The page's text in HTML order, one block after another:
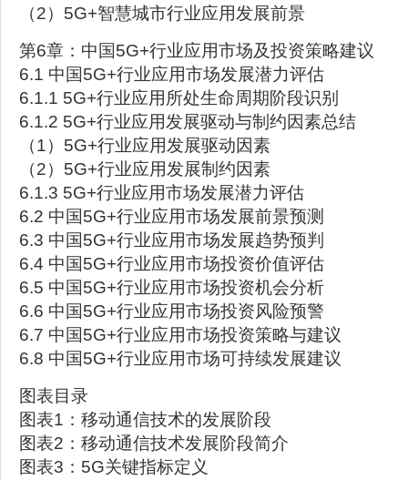
（2）5G+智慧城市行业应用发展前景
第6章：中国5G+行业应用市场及投资策略建议
6.1 中国5G+行业应用市场发展潜力评估
6.1.1 5G+行业应用所处生命周期阶段识别
6.1.2 5G+行业应用发展驱动与制约因素总结
（1）5G+行业应用发展驱动因素
（2）5G+行业应用发展制约因素
6.1.3 5G+行业应用市场发展潜力评估
6.2 中国5G+行业应用市场发展前景预测
6.3 中国5G+行业应用市场发展趋势预判
6.4 中国5G+行业应用市场投资价值评估
6.5 中国5G+行业应用市场投资机会分析
6.6 中国5G+行业应用市场投资风险预警
6.7 中国5G+行业应用市场投资策略与建议
6.8 中国5G+行业应用市场可持续发展建议
图表目录
图表1：移动通信技术的发展阶段
图表2：移动通信技术发展阶段简介
图表3：5G关键指标定义